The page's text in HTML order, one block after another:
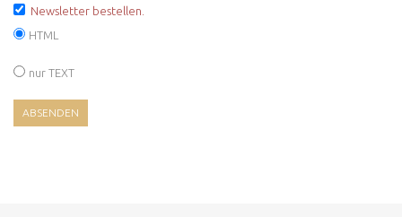
Newsletter bestellen.
HTML
nur TEXT